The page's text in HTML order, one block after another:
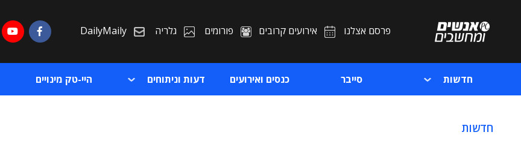
פרסם אצלנו אירועים קרובים פורומים גלריה DailyMaily
חדשות סייבר כנסים ואירועים דעות וניתוחים היי-טק מינויים
חדשות